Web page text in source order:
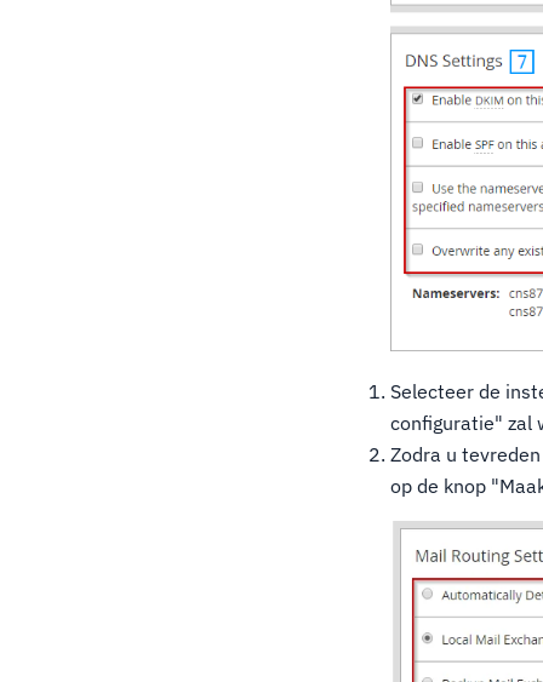
Selecteer de
configuratie" zal
Zodra u
op de knop